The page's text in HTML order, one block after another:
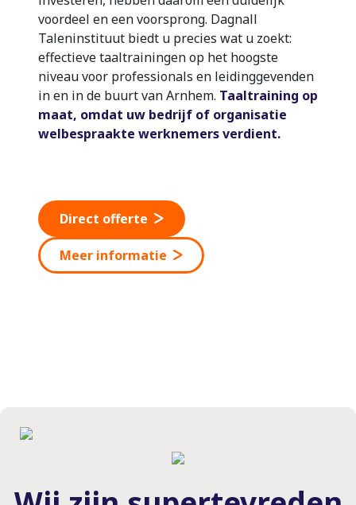
voordeel en een voorsprong. Dagnall
Taleninstituut biedt u precies wat u zoekt:
effectieve taaltrainingen op het hoogste
niveau voor professionals en leidinggevenden
in en in de buurt van Arnhem. Taaltraining op
maat, omdat uw bedrijf of organisatie
welbespraakte werknemers verdient.
Direct offerte
Meer informatie